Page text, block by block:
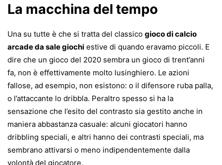
La macchina del tempo
Una su tutte è che si tratta del classico gioco di calcio
arcade da sale giochi estive di quando eravamo piccoli. E
dire che un gioco del 2020 sembra un gioco di trent’anni
fa, non è effettivamente molto lusinghiero. Le azioni
fallose, ad esempio, non esistono: o il difensore ruba palla,
o l’attaccante lo dribbla. Peraltro spesso si ha la
sensazione che l’esito del contrasto sia gestito anche in
maniera abbastanza casuale: alcuni giocatori hanno
dribbling speciali, e altri hanno dei contrasti speciali, ma
sembrano attivarsi o meno indipendentemente dalla
volontà del giocatore.